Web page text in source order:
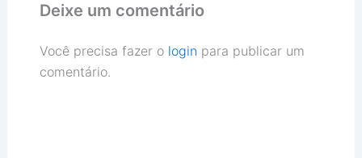
Deixe um comentário
Você precisa fazer o login para publicar um
comentário.